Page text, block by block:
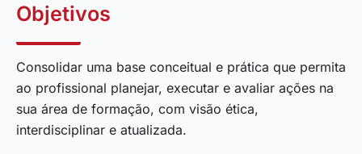
Objetivos
Consolidar uma base conceitual e prática que permita
ao profissional planejar, executar e avaliar ações na
sua área de formação, com visão ética,
interdisciplinar e atualizada.